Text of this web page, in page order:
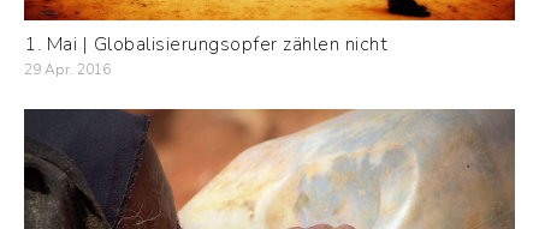
1. Mai | Globalisierungsopfer zählen nicht
29 Apr. 2016